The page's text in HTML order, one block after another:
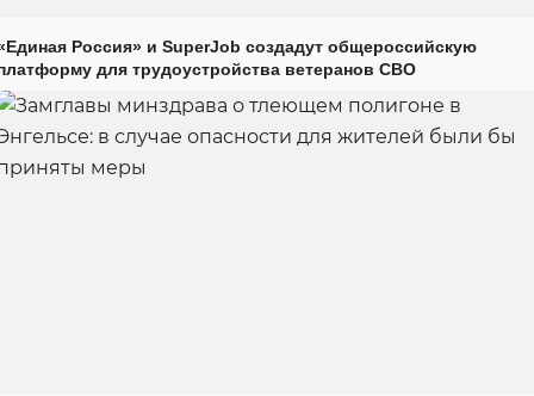
Россия» и SuperJob создадут общероссийскую
для трудоустройства ветеранов СВО